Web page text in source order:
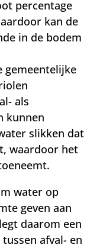
percentage
kan de
in de bodem
gemeentelijke
als
kunnen
slikken dat
waardoor het
water op
geven aan
daarom een
afval- en